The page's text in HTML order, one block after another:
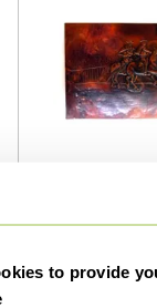
to provide
KUPFERPLATTE
490 €